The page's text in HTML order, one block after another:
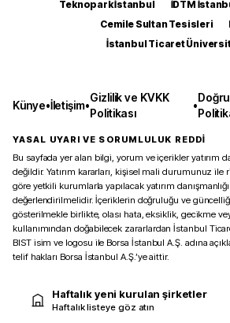
Teknopark İstanbul
İDTM
Cemile Sultan Tesisleri
İstanbul Ticaret
Künye•İletişim•
Gizlilik ve KVKK
Politikası
•
YASAL UYARI VE SORUMLULUK REDDİ
Bu sayfada yer alan bilgi, yorum ve içerikler yatırım
değildir. Yatırım kararları, kişisel mali durumunuz
göre yetkili kurumlarla yapılacak yatırım
değerlendirilmelidir. İçeriklerin doğruluğu ve
gösterilmekle birlikte, olası hata, eksiklik, gecikme
kullanımından doğabilecek zararlardan İstanbul
BIST isim ve logosu ile Borsa İstanbul A.Ş. adına
telif hakları Borsa İstanbul A.Ş.’ye aittir.
Haftalık yeni kurulan şirketler
Haftalık listeye göz atın